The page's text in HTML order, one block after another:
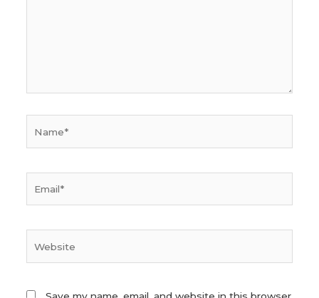
Save my name, email, and website in this browser